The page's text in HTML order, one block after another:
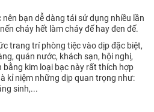
bạn dễ dàng tái sử dụng nhiều lần
cháy hết làm cháy đế hay đen đế.
trang trí phòng tiệc vào dịp đặc biệt,
quán nước, khách sạn, hội nghị,
bằng kim loại bạc này rất thích hợp
kỉ niệm những dịp quan trọng như:
sinh,...